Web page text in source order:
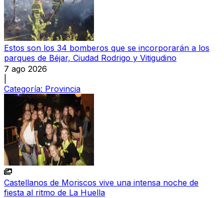
Estos son los 34 bomberos que se incorporarán a los
parques de Béjar, Ciudad Rodrigo y Vitigudino
7 ago 2026
Categoría: Provincia
Castellanos de Moriscos vive una intensa noche de
fiesta al ritmo de La Huella